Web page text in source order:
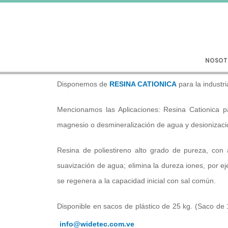
Disponemos de RESINA CATIONICA para la
Mencionamos las Aplicaciones: Resina
magnesio o desmineralización de agua y
Resina de poliestireno alto grado de pureza,
suavización de agua; elimina la dureza iones, por
se regenera a la capacidad inicial con sal común.
Disponible en sacos de plástico de 25 kg. (Saco
info@widetec.com.ve